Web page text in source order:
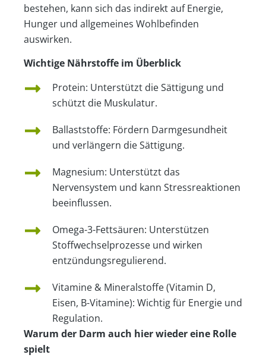
bestehen, kann sich das indirekt auf Energie,
Hunger und allgemeines Wohlbefinden
auswirken.
Wichtige Nährstoffe im Überblick
Protein: Unterstützt die Sättigung und
schützt die Muskulatur.
Ballaststoffe: Fördern Darmgesundheit
und verlängern die Sättigung.
Magnesium: Unterstützt das
Nervensystem und kann Stressreaktionen
beeinflussen.
Omega-3-Fettsäuren: Unterstützen
Stoffwechselprozesse und wirken
entzündungsregulierend.
Vitamine & Mineralstoffe (Vitamin D,
Eisen, B-Vitamine): Wichtig für Energie und
Regulation.
Warum der Darm auch hier wieder eine Rolle
spielt